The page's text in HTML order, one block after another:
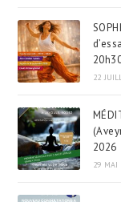
22
2026
29 MAI